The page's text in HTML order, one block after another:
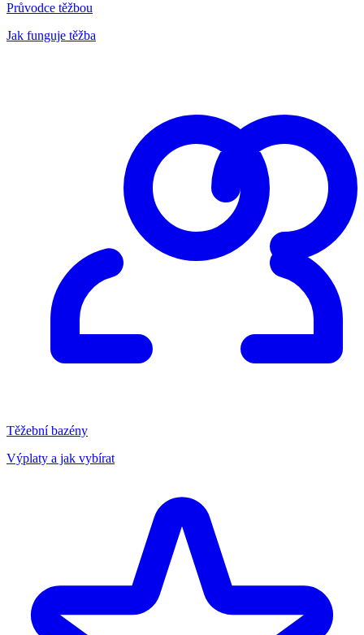
Průvodce těžbou
Jak funguje těžba
Těžební bazény
Výplaty a jak vybírat